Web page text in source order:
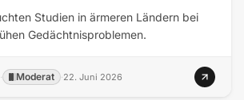
Studien in ärmeren Ländern bei
Gedächtnisproblemen.
· Moderat ·22. Juni 2026